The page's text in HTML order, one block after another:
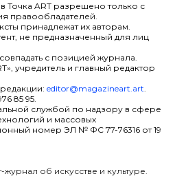
Точка ART разрешено только с
правообладателей.
принадлежат их авторам.
не предназначенный для лиц
с позицией журнала.
учредитель и главный редактор
editor@magazineart.art.
85 95.
службой по надзору в сфере
и массовых
номер ЭЛ № ФС 77-76316 от 19
об искусстве и культуре.